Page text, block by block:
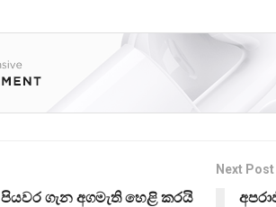
ගැන අගමැති හෙළි කරයි
Next Post